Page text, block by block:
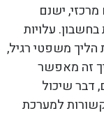
ישנם
עלויות
הליך משפטי רגיל,
זה מאפשר
דבר שיכול
למערכת